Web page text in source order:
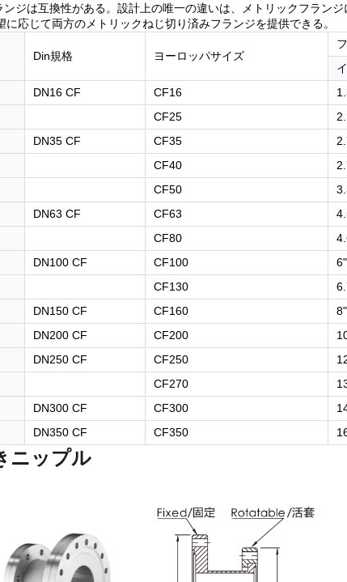
ジは互換性がある。設計上の唯一の違いは、メトリックフラン
応じて両方のメトリックねじ切り済みフランジを提供できる。
Din規格 ヨーロッパサイズ
DN16 CF CF16
CF25
DN35 CF CF35
CF40
CF50
DN63 CF CF63
CF80
DN100 CF CF100 6"
CF130
DN150 CF CF160 8"
DN200 CF CF200
DN250 CF CF250
CF270
DN300 CF CF300
DN350 CF CF350
ニップル